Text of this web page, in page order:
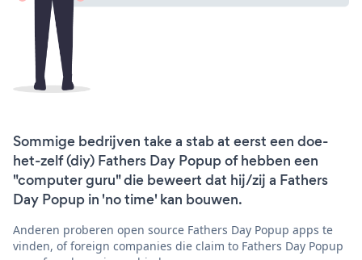
Sommige bedrijven take a stab at eerst een doe-
het-zelf (diy) Fathers Day Popup of hebben een
"computer guru" die beweert dat hij/zij a Fathers
Day Popup in 'no time' kan bouwen.
Anderen proberen open source Fathers Day Popup apps te
vinden, of foreign companies die claim to Fathers Day Popup